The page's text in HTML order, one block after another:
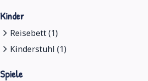
Kinder
Reisebett (1)
Kinderstuhl (1)
Spiele